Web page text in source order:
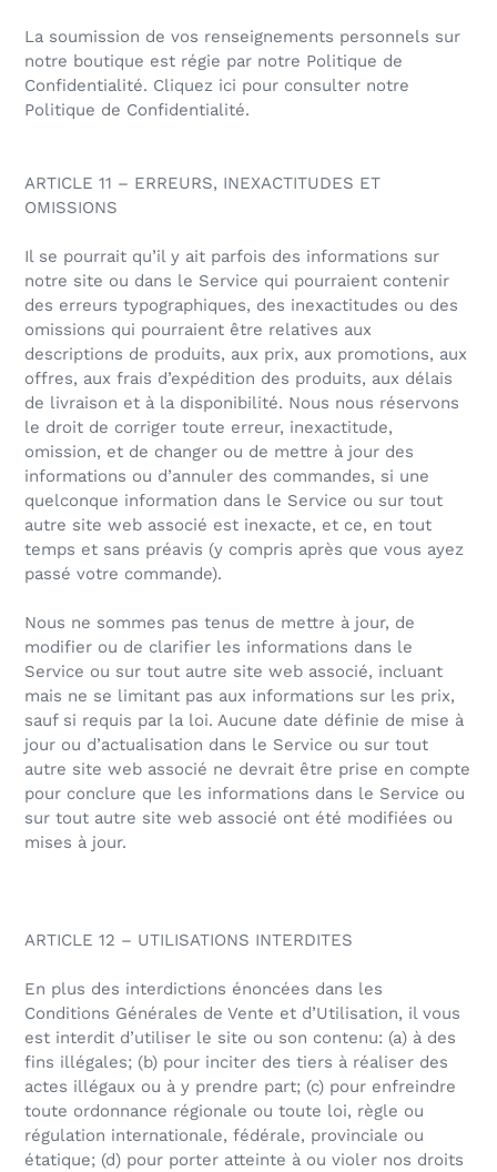
La soumission de vos renseignements personnels sur
notre boutique est régie par notre Politique de
Confidentialité. Cliquez ici pour consulter notre
Politique de Confidentialité.
ARTICLE 11 – ERREURS, INEXACTITUDES ET
OMISSIONS
Il se pourrait qu’il y ait parfois des informations sur
notre site ou dans le Service qui pourraient contenir
des erreurs typographiques, des inexactitudes ou des
omissions qui pourraient être relatives aux
descriptions de produits, aux prix, aux promotions, aux
offres, aux frais d’expédition des produits, aux délais
de livraison et à la disponibilité. Nous nous réservons
le droit de corriger toute erreur, inexactitude,
omission, et de changer ou de mettre à jour des
informations ou d’annuler des commandes, si une
quelconque information dans le Service ou sur tout
autre site web associé est inexacte, et ce, en tout
temps et sans préavis (y compris après que vous ayez
passé votre commande).
Nous ne sommes pas tenus de mettre à jour, de
modifier ou de clarifier les informations dans le
Service ou sur tout autre site web associé, incluant
mais ne se limitant pas aux informations sur les prix,
sauf si requis par la loi. Aucune date définie de mise à
jour ou d’actualisation dans le Service ou sur tout
autre site web associé ne devrait être prise en compte
pour conclure que les informations dans le Service ou
sur tout autre site web associé ont été modifiées ou
mises à jour.
ARTICLE 12 – UTILISATIONS INTERDITES
En plus des interdictions énoncées dans les
Conditions Générales de Vente et d’Utilisation, il vous
est interdit d’utiliser le site ou son contenu: (a) à des
fins illégales; (b) pour inciter des tiers à réaliser des
actes illégaux ou à y prendre part; (c) pour enfreindre
toute ordonnance régionale ou toute loi, règle ou
régulation internationale, fédérale, provinciale ou
étatique; (d) pour porter atteinte à ou violer nos droits